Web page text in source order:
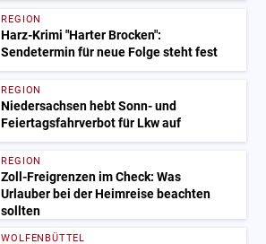
REGION
Harz-Krimi "Harter Brocken":
Sendetermin für neue Folge steht fest
REGION
Niedersachsen hebt Sonn- und
Feiertagsfahrverbot für Lkw auf
REGION
Zoll-Freigrenzen im Check: Was
Urlauber bei der Heimreise beachten
sollten
WOLFENBÜTTEL